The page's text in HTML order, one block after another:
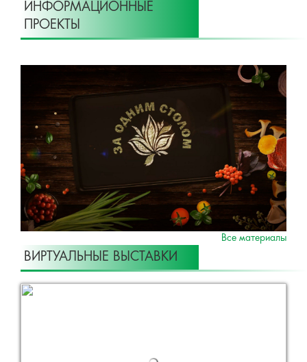
ИНФОРМАЦИОННЫЕ
ПРОЕКТЫ
Все материалы
ВИРТУАЛЬНЫЕ ВЫСТАВКИ